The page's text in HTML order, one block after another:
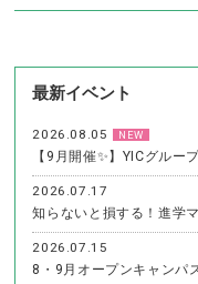
最新イベント
2026.08.05 NEW
【9月開催✨】YICグルー
2026.07.17
知らないと損する！進学
2026.07.15
8・9月オープンキャンパ